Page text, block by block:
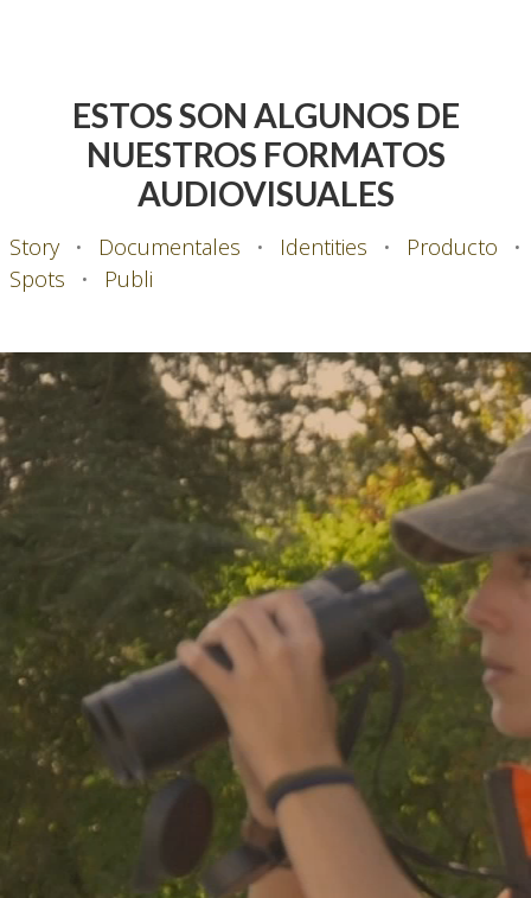
ESTOS SON ALGUNOS DE
NUESTROS FORMATOS
AUDIOVISUALES
Story • Documentales • Identities • Producto
•
Spots
• Publi